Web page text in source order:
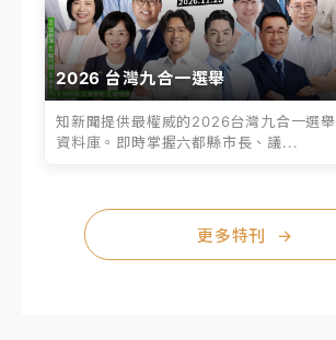
2026 台灣九合一選舉
知新聞提供最權威的2026台灣九合一選舉
資料庫。即時掌握六都縣市長、議...
更多特刊 →